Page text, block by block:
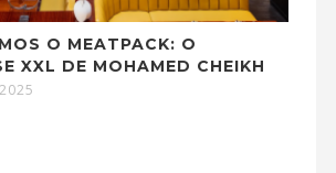
O MEATPACK: O
XXL DE MOHAMED CHEIKH